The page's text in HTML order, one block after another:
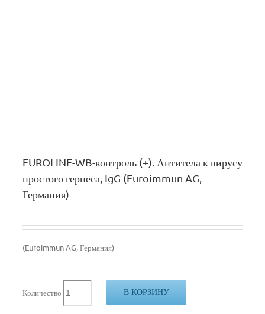
EUROLINE-WB-контроль (+). Антитела к вирусу
простого герпеса, IgG (Euroimmun AG,
Германия)
(Euroimmun AG, Германия)
Количество В КОРЗИНУ